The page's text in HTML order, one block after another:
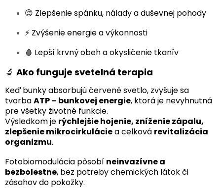
😌 Zlepšenie spánku, nálady a duševnej pohody
⚡ Zvýšenie energie a výkonnosti
🩸 Lepší krvný obeh a okysličenie tkanív
🔬 Ako funguje svetelná terapia
Keď bunky absorbujú červené svetlo, zvyšuje sa
tvorbaATP – bunkovej energie, ktorá je nevyhnutná
pre všetky životné funkcie.
Výsledkom je rýchlejšie hojenie, zníženie zápalu,
zlepšenie mikrocirkuláciea celková revitalizácia
organizmu.
Fotobiomodulácia pôsobí neinvazívne a
bezbolestne, bez potreby chemických látok či
zásahov do pokožky.